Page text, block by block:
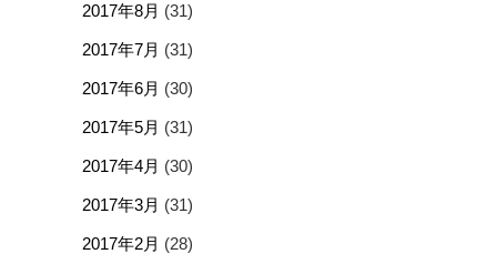
2017年8月 (31)
2017年7月 (31)
2017年6月 (30)
2017年5月 (31)
2017年4月 (30)
2017年3月 (31)
2017年2月 (28)